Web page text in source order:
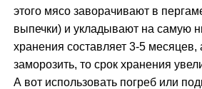
этого мясо заворачивают в
выпечки) и укладывают на самую
хранения составляет 3-5 месяцев,
заморозить, то срок хранения
А вот использовать погреб или